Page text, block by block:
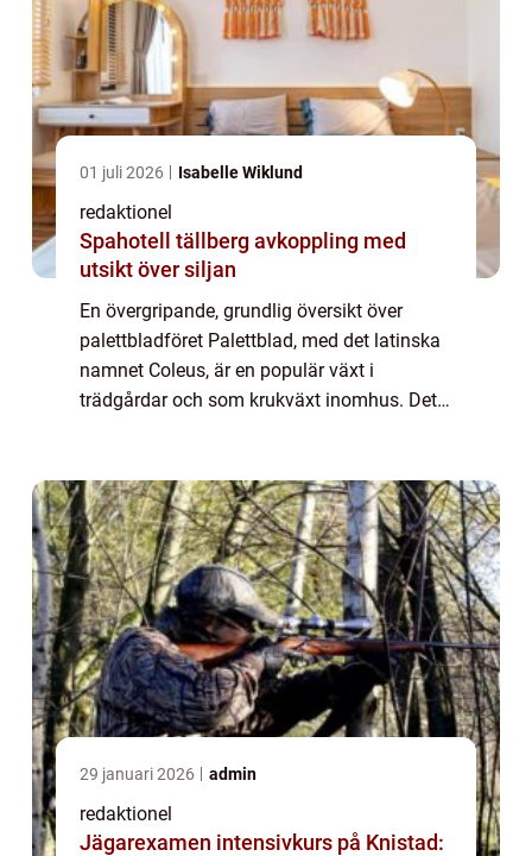
01 juli 2026 Isabelle Wiklund
redaktionel
Spahotell tällberg avkoppling med
utsikt över siljan
En övergripande, grundlig översikt över
palettbladföret Palettblad, med det latinska
namnet Coleus, är en populär växt i
trädgårdar och som krukväxt inomhus. Det
kom...
29 januari 2026 admin
redaktionel
Jägarexamen intensivkurs på Knistad: